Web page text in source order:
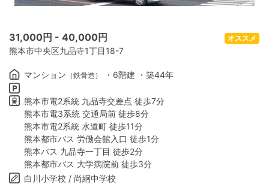
31,000円 - 40,000円
熊本市中央区九品寺1丁目18-7
オススメ
マンション （鉄骨造） ・6階建 ・築44年
熊本市電2系統 九品寺交差点 徒歩7分
熊本市電3系統 交通局前 徒歩8分
熊本市電2系統 水道町 徒歩11分
熊本都市バス 労働会館入口 徒歩1分
熊本バス 九品寺一丁目 徒歩2分
熊本都市バス 大学病院前 徒歩3分
白川小学校 / 尚絅中学校